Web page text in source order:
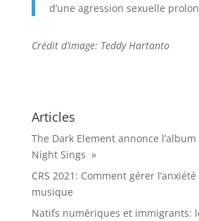
d’une agression sexuelle
Crédit d’image: Teddy Hartanto
Articles
The Dark Element annonce
Night Sings »
CRS 2021: Comment gérer
musique
Natifs numériques et immigrants: